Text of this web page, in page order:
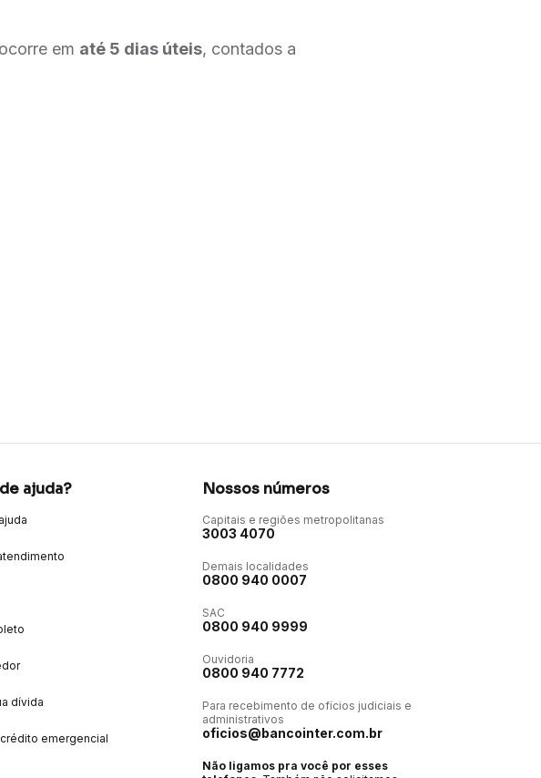
em até 5 dias úteis, contados a
ajuda?
dívida
emergencial
Nossos números
Capitais e regiões metropolitanas
3003 4070
Demais localidades
0800 940 0007
SAC
0800 940 9999
Ouvidoria
0800 940 7772
Para recebimento de ofícios judiciais e
administrativos
oficios@bancointer.com.br
Não ligamos pra você por esses